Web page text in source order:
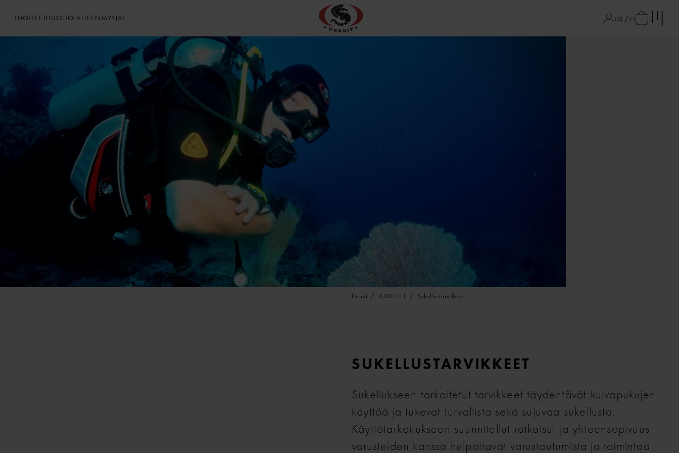
TUOTTEETHUOLTOJÄLLEENMYYJÄT US / FI
Ursuit TUOTTEET Sukellustarvikkeet
SUKELLUSTARVIKKEET
Sukellukseen tarkoitetut tarvikkeet täydentävät kuivapukujen
käyttöä ja tukevat turvallista sekä sujuvaa sukellusta.
Käyttötarkoitukseen suunnitellut ratkaisut ja yhteensopivuus
varusteiden kanssa helpottavat varustautumista ja toimintaa